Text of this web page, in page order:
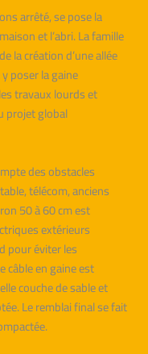
arrêté, se pose la
et l’abri. La famille
la création d’une allée
poser la gaine
travaux lourds et
projet global
des obstacles
télécom, anciens
50 à 60 cm est
extérieurs
pour éviter les
câble en gaine est
couche de sable et
Le remblai final se fait